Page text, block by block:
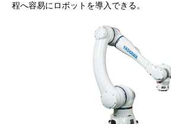
程へ容易にロボットを導入できる。